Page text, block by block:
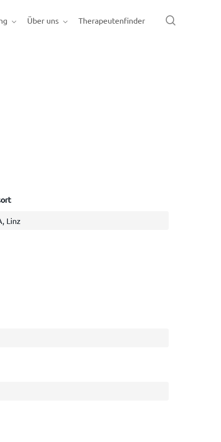
Über uns Therapeutenfinder